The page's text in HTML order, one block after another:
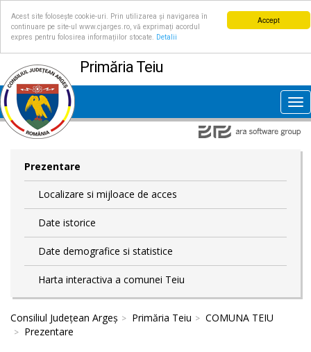
Accept
Acest site folosește cookie-uri. Prin utilizarea și navigarea în
continuare pe site-ul www.cjarges.ro, vă exprimați acordul
expres pentru folosirea informațiilor stocate.
Detalii
Primăria Teiu
Prezentare
Localizare si mijloace de acces
Date istorice
Date demografice si statistice
Harta interactiva a comunei Teiu
Consiliul Județean Argeș Primăria Teiu
COMUNA TEIU
Prezentare